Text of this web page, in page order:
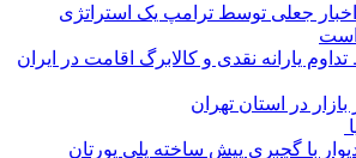
اخبار جعلی توسط ترامپ یک استراتژی
یارانه نقدی و کالابرگ اقامت در ایران
در استان تهران
با گچبری پیش ساخته پلی یورتان